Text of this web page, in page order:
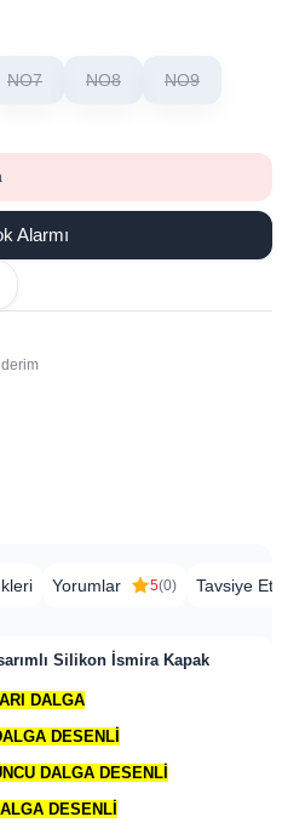
NO7 NO8 NO9
Alarmı
Yorumlar 5(0) Tavsiye Et
Silikon İsmira Kapak
DALGA
DESENLİ
DALGA DESENLİ
DESENLİ